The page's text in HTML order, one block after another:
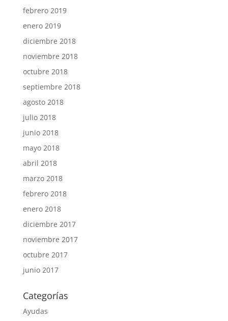
febrero 2019
enero 2019
diciembre 2018
noviembre 2018
octubre 2018
septiembre 2018
agosto 2018
julio 2018
junio 2018
mayo 2018
abril 2018
marzo 2018
febrero 2018
enero 2018
diciembre 2017
noviembre 2017
octubre 2017
junio 2017
Categorías
Ayudas